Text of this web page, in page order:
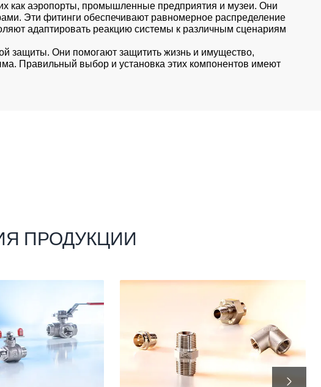
как аэропорты, промышленные предприятия и музеи. Они
Эти фитинги обеспечивают равномерное распределение
адаптировать реакцию системы к различным сценариям
защиты. Они помогают защитить жизнь и имущество,
Правильный выбор и установка этих компонентов имеют
ПРОДУКЦИИ